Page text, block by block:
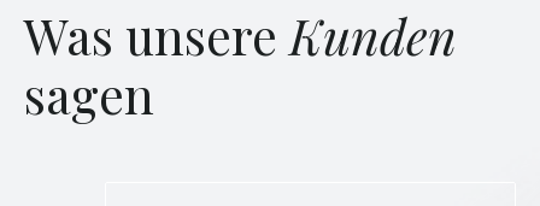
Was unsere Kunden
sagen